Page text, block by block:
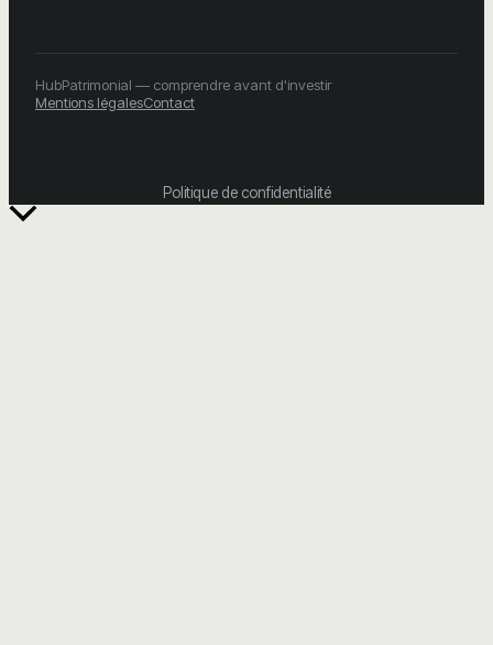
HubPatrimonial — comprendre avant d'investir
Mentions légalesContact
Politique de confidentialité